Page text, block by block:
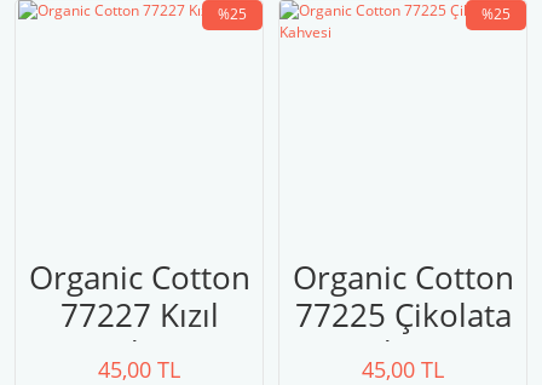
%25
Organic Cotton
77227 Kızıl
Kahve
45,00 TL
%25
Organic Cotton
77225 Çikolata
Kahvesi
45,00 TL